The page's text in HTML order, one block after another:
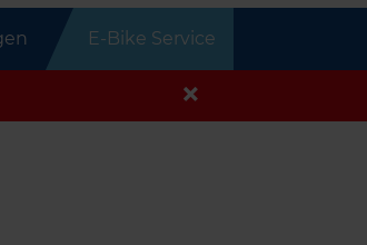
E-Bike Service